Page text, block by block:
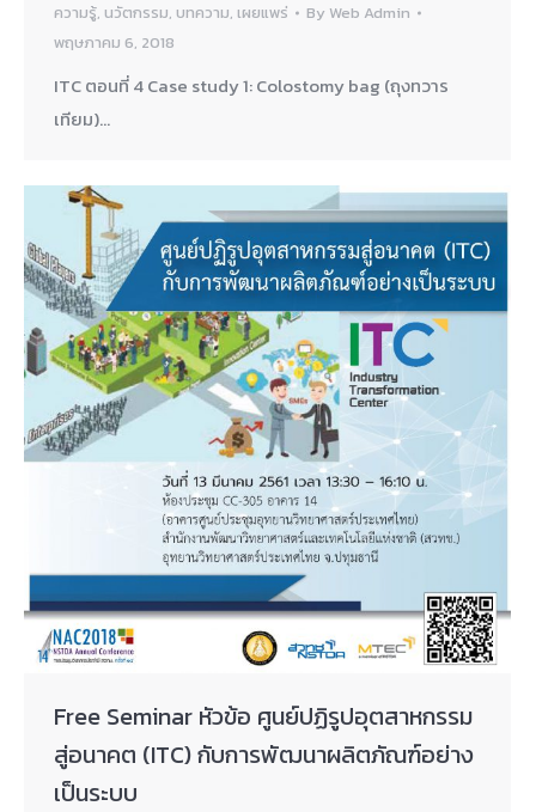
ความรู้, นวัตกรรม, บทความ, เผยแพร่ By Web Admin
พฤษภาคม 6, 2018
ITC ตอนที่ 4 Case study 1: Colostomy bag (ถุงทวาร
เทียม)…
Free Seminar หัวข้อ ศูนย์ปฏิรูปอุตสาหกรรม
สู่อนาคต (ITC) กับการพัฒนาผลิตภัณฑ์อย่าง
เป็นระบบ